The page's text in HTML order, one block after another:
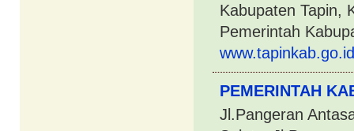
Kabupaten Tapin,
Pemerintah
www.tapinkab.go.id
PEMERINTAH
Jl.Pangeran